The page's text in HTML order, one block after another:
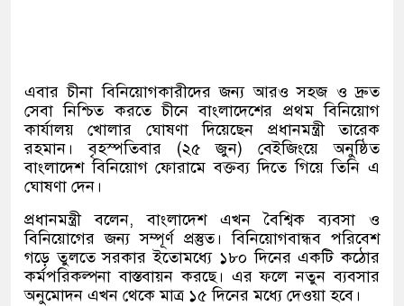
এবার চীনা বিনিয়োগকারীদের জন্য আরও সহজ ও দ্রুত
সেবা নিশ্চিত করতে চীনে বাংলাদেশের প্রথম বিনিয়োগ
কার্যালয় খোলার ঘোষণা দিয়েছেন প্রধানমন্ত্রী তারেক
রহমান। বৃহস্পতিবার(২৫ জুন)বেইজিংয়ে অনুষ্ঠিত
বাংলাদেশ বিনিয়োগ ফোরামে বক্তব্য দিতে গিয়ে তিনি এ
ঘোষণা দেন।
প্রধানমন্ত্রী বলেন,বাংলাদেশ এখন বৈশ্বিক ব্যবসা ও
বিনিয়োগের জন্য সম্পূর্ণ প্রস্তুত। বিনিয়োগবান্ধব পরিবেশ
গড়ে তুলতে সরকার ইতোমধ্যে ১৮০ দিনের একটি কঠোর
কর্মপরিকল্পনা বাস্তবায়ন করছে। এর ফলে নতুন ব্যবসার
অনুমোদন এখন থেকে মাত্র ১৫ দিনের মধ্যে দেওয়া হবে।